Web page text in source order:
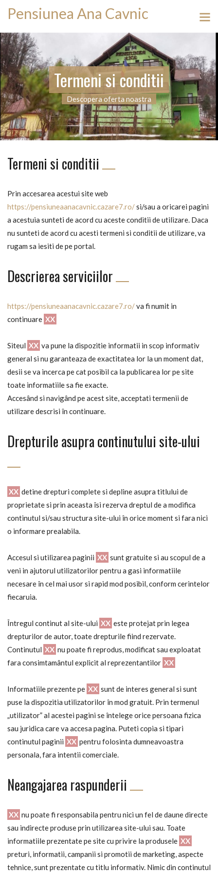
Pensiunea Ana Cavnic
Termeni si conditii
Descopera oferta noastra
Termeni si conditii
Prin accesarea acestui site web
https://pensiuneaanacavnic.cazare7.ro/si/sau a oricarei pagini
a acestuia sunteti de acord cu aceste conditii de utilizare. Daca
nu sunteti de acord cu acesti termeni si conditii de utilizare, va
rugam sa iesiti de pe portal.
Descrierea serviciilor
https://pensiuneaanacavnic.cazare7.ro/va fi numit in
continuare XX
Siteul XX va pune la dispozitie informatii in scop informativ
general si nu garanteaza de exactitatea lor la un moment dat,
desii se va incerca pe cat posibil ca la publicarea lor pe site
toate informatiile sa fie exacte.
Accesând si navigând pe acest site, acceptati termenii de
utilizare descrisi în continuare.
Drepturile asupra continutului site-ului
XX detine drepturi complete si depline asupra titlului de
proprietate si prin aceasta îsi rezerva dreptul de a modifica
continutul si/sau structura site-ului în orice moment si fara nici
o informare prealabila.
Accesul si utilizarea paginii XX sunt gratuite si au scopul de a
veni in ajutorul utilizatorilor pentru a gasi informatiile
necesare în cel mai usor si rapid mod posibil, conform cerintelor
fiecaruia.
Întregul continut al site-ului XX este protejat prin legea
drepturilor de autor, toate drepturile fiind rezervate.
Continutul XX nu poate fi reprodus, modificat sau exploatat
fara consimtamântul explicit al reprezentantilor XX
Informatiile prezente pe XX sunt de interes general si sunt
puse la dispozitia utilizatorilor în mod gratuit. Prin termenul
„utilizator” al acestei pagini se întelege orice persoana fizica
sau juridica care va accesa pagina. Puteti copia si tipari
continutul paginii XX pentru folosinta dumneavoastra
personala, fara intentii comerciale.
Neangajarea raspunderii
XX nu poate fi responsabila pentru nici un fel de daune directe
sau indirecte produse prin utilizarea site-ului sau. Toate
informatiile prezentate pe site cu privire la produsele XX
preturi, informatii, campanii si promotii de marketing, aspecte
tehnice, sunt prezentate cu titlu informativ. Nimic din continutul